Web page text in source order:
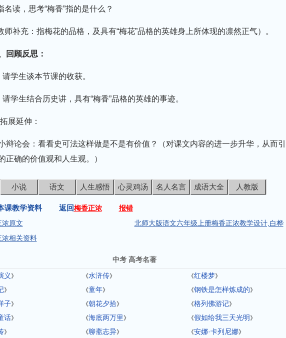
名读，思考“梅香”指的是什么？
师补充：指梅花的品格，及具有“梅花”品格的英雄身上所体现的凛然正气）。
回顾反思：
请学生谈本节课的收获。
请学生结合历史讲，具有“梅香”品格的英雄的事迹。
展延伸：
辩论会：看看史可法这样做是不是有价值？（对课文内容的进一步升华，从而
正确的价值观和人生观。）
小说 语文 人生感悟 心灵鸡汤 名人名言 成语大全 人教版
课教学资料 返回梅香正浓
报错
浓原文
北师大版语文六年级上册梅香正浓教学设计,白桦
浓相关资料
中考 高考名著
义 》 《水浒传》 《红楼梦》
》 《童年》 《钢铁是怎样炼成的》
子》 《朝花夕拾》 《格列佛游记》
话》 《海底两万里 》 《假如给我三天光明 》
》 《聊斋志异》 《安娜·卡列尼娜》